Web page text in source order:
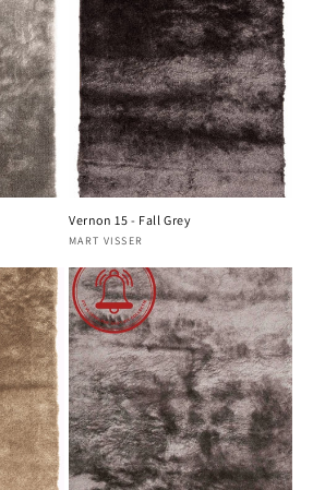
Vernon 15 - Fall Grey
Verkoper:
MART VISSER